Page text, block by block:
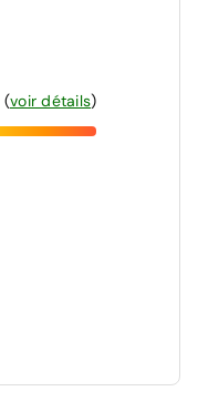
(voir détails)